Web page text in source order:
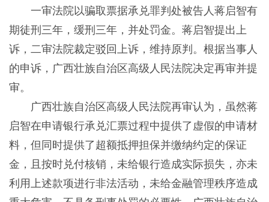
一审法院以骗取票据承兑罪判处被告人蒋启智有
期徒刑三年，缓刑三年，并处罚金。蒋启智提出上
诉，二审法院裁定驳回上诉，维持原判。根据当事人
的申诉，广西壮族自治区高级人民法院决定再审并提
审。
广西壮族自治区高级人民法院再审认为，虽然蒋
启智在申请银行承兑汇票过程中提供了虚假的申请材
料，但同时提供了超额抵押担保并缴纳约定的保证
金，且按时兑付核销，未给银行造成实际损失，亦未
利用上述款项进行非法活动，未给金融管理秩序造成